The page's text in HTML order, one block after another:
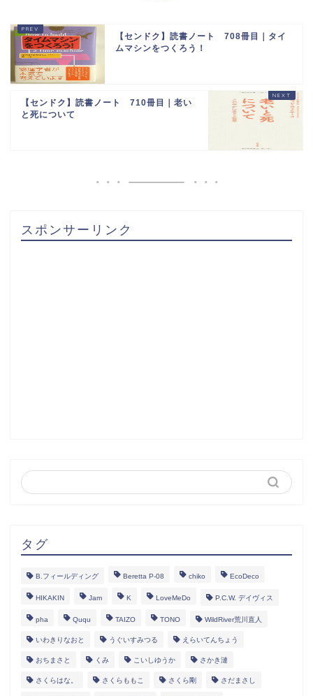
【センドク】読書ノート 708冊目｜タイ
ムマシンをつくろう！
【センドク】読書ノート 710冊目｜老い
と死について
スポンサーリンク
タグ
B.フィールディング Beretta P-08 chiko EcoDeco
HIKAKIN Jam K LoveMeDo P.C.W. デイヴィス
pha Ququ TAIZO TONO WildRiver荒川直人
いわきりなおと うぐいすみつる えらいてんちょう
おちまさと くみ こいしゆうか さかき漣
さくらはな。 さくらももこ さくら剛 さだまさし